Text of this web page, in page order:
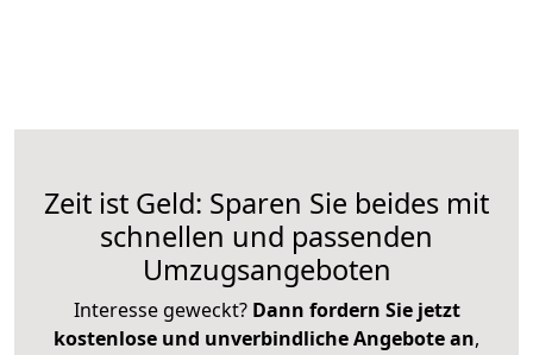
Zeit ist Geld: Sparen Sie beides mit
schnellen und passenden
Umzugsangeboten
Interesse geweckt? Dann fordern Sie jetzt
kostenlose und unverbindliche Angebote an,